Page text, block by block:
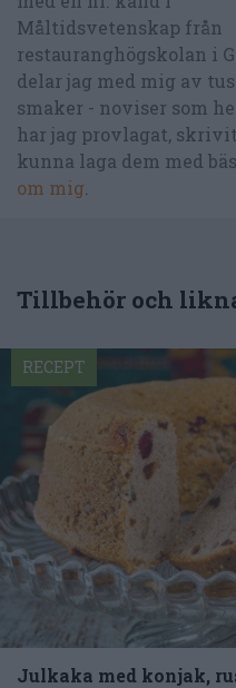
Måltidsvetenskap från
restauranghögskolan i
delar jag med mig av
smaker - noviser som
har jag provlagat,
kunna laga dem med
om mig
Tillbehör och
Julkaka med konjak,
RECEPT